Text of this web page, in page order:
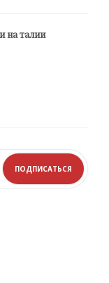
на талии